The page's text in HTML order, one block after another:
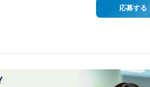
応募する